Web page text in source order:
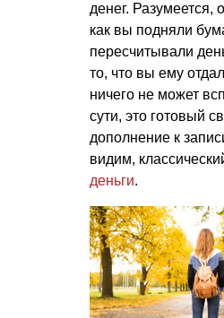
денег. Разумеется,
как вы подняли
пересчитывали
то, что вы ему
ничего не может
сути, это готовый
дополнение к
видим,
деньги.